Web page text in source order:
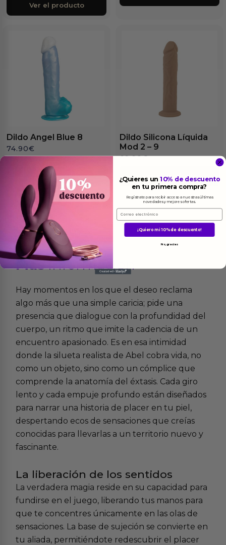
Ver el producto
Dildo Angel Blue 8
74.90€
Ver el producto
Dildo Silicona Líquida
Mod 2 – 9
69.90€
Ver el producto
Másinformacion
Hay momentos en los que el deseo reclama
algo más que una simple caricia; pide una
presencia que dialogue con la profundidad del
cuerpo, un ritmo que imite la cadencia de un
encuentro apasionado. Es en esa intimidad
donde la silueta realista de Abel cobra vida, no
como un objeto, sino como un cómplice que
comprende la anatomía del éxtasis. Cada giro
lento y cada empuje profundo están diseñados
para narrar una historia de placer en tu piel,
despertando ecos de sensaciones que creías
conocidas para llevarlas a un territorio nuevo y
fascinante.
La liberación de los sentidos
La verdadera magia reside en su capacidad para
fundirse en el juego, liberando tus manos para
que te concentres únicamente en las olas de
sensaciones. La base de sujeción se convierte en
tu aliada, permitiéndote redescubrir el placer
¿Quieres un10% de descuento
en tu primera compra?
Regístrate para recibir acceso a nuestras últimas
novedades y mejores ofertas.
Email
¡Quiero mi 10% de descuento!
No, gracias